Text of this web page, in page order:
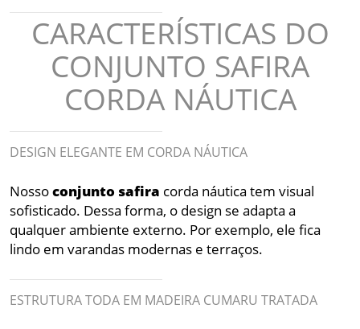
CARACTERÍSTICAS DO
CONJUNTO SAFIRA
CORDA NÁUTICA
DESIGN ELEGANTE EM CORDA NÁUTICA
Nossoconjunto safira corda náutica tem visual
sofisticado. Dessa forma, o design se adapta a
qualquer ambiente externo. Por exemplo, ele fica
lindo em varandas modernas e terraços.
ESTRUTURA TODA EM MADEIRA CUMARU TRATADA